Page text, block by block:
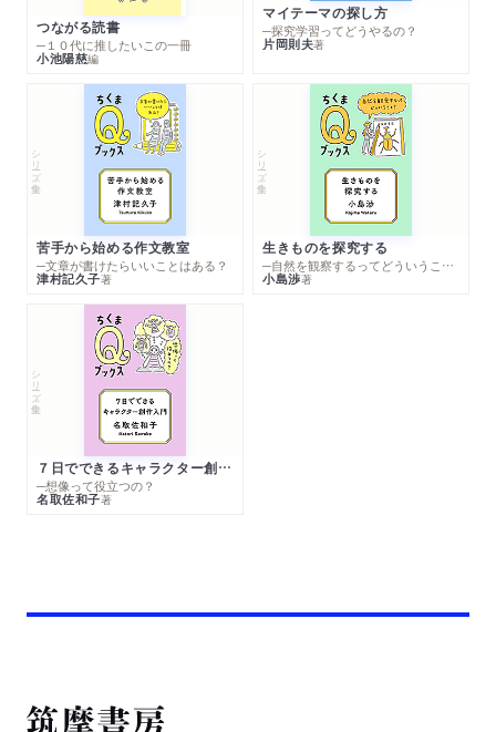
つながる読書
─１０代に推したいこの一冊
小池陽慈編
マイテーマの探し方
─探究学習ってどうやるの？
片岡則夫著
シリーズ・全集
苦手から始める作文教室
─文章が書けたらいいことはある？
津村記久子著
シリーズ・全集
生きものを探究する
─自然を観察するってどういうこと？
小島渉著
シリーズ・全集
７日でできるキャラクター創作入門
─想像って役立つの？
名取佐和子著